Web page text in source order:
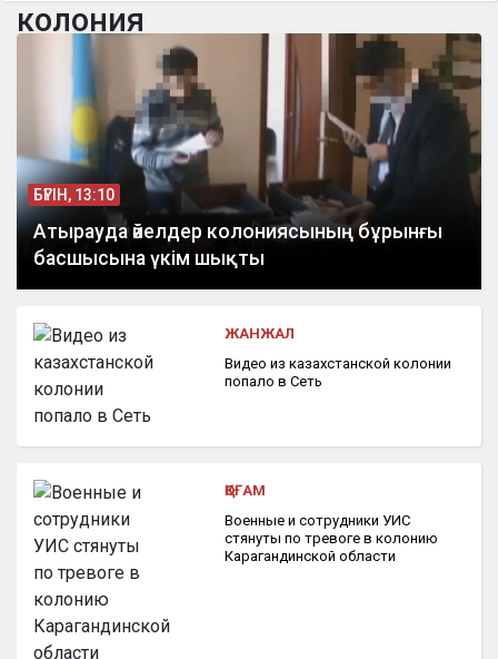
бүгін, 16:11
«Әкем радикал емес»: қамаудағы ақсақалдың қызы
Тоқаевтан әділдік сұрады
колония
БҮГІН, 13:10
Атырауда әйелдер колониясының бұрынғы
басшысына үкім шықты
ЖАНЖАЛ
Видео из казахстанской колонии
попало в Сеть
ҚОҒАМ
Военные и сотрудники УИС
стянуты по тревоге в колонию
Карагандинской области